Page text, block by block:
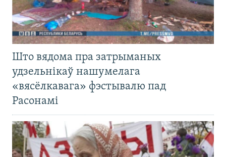
Што вядома пра затрыманых
удзельнікаў нашумелага
«вясёлкавага» фэстывалю пад
Расонамі